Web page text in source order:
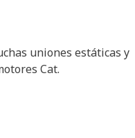
uniones estáticas y
Cat.